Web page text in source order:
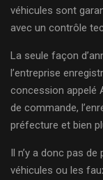
véhicules sont
avec un contrôle
La seule façon
l’entreprise
concession appelé
de commande,
préfecture et bien
Il n’y a donc pas
véhicules ou les